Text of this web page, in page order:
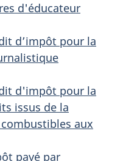
d'éducateur
d’impôt pour la
d'impôt pour la
issus de la
aux
payé par